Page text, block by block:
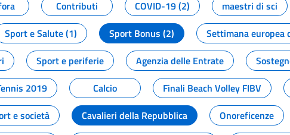
Contributi COVID-19 (2) maestri di sci
Sport e Salute (1) Sport Bonus (2) Settimana europea
Sport e periferie Agenzia delle Entrate
2019 Calcio Finali Beach Volley FIBV
e società Cavalieri della Repubblica Onoreficenze